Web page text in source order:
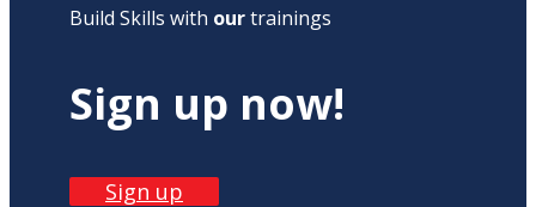
Build Skills with ourtrainings
Sign up now!
Sign up